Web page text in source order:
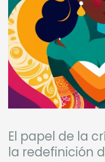
El papel de la
la redefinición